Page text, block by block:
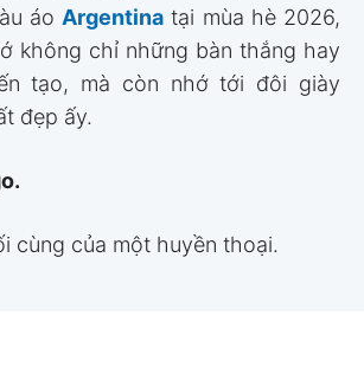
áo Argentina tại mùa hè 2026,
không chỉ những bàn thắng hay
tạo, mà còn nhớ tới đôi giày
đẹp ấy.
cùng của một huyền thoại.